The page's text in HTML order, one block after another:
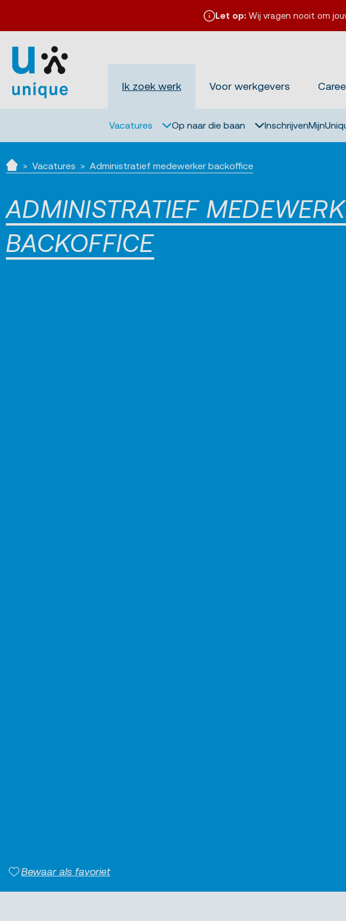
Let op: Wij vragen nooit om
Ik zoek werk Voor werkgevers
Vacatures Op naar die baan Inschrijven
Vacatures Administratief medewerker backoffice
ADMINISTRATIEF
BACKOFFICE
Bewaar als favoriet